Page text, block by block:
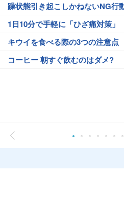
躁状態引き起こしかねないNG行
1日10分で手軽に「ひざ痛対策」
キウイを食べる際の3つの注意点
コーヒー 朝すぐ飲むのはダメ?